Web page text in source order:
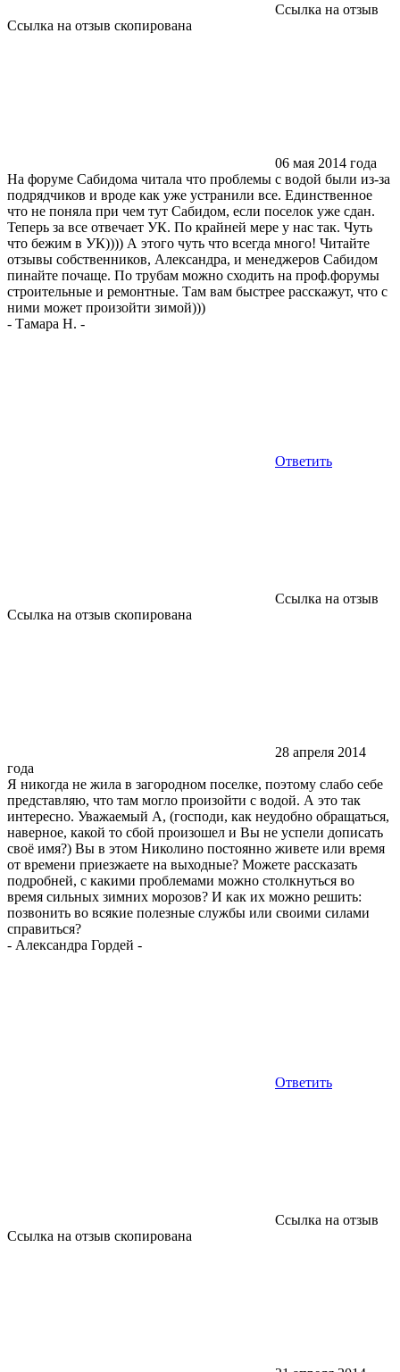
Ссылка на отзыв
Ссылка на отзыв скопирована
06 мая 2014 года
На форуме Сабидома читала что проблемы с водой были из-за
подрядчиков и вроде как уже устранили все. Единственное
что не поняла при чем тут Сабидом, если поселок уже сдан.
Теперь за все отвечает УК. По крайней мере у нас так. Чуть
что бежим в УК)))) А этого чуть что всегда много! Читайте
отзывы собственников, Александра, и менеджеров Сабидом
пинайте почаще. По трубам можно сходить на проф.форумы
строительные и ремонтные. Там вам быстрее расскажут, что с
ними может произойти зимой)))
- Тамара Н. -
Ответить
Ссылка на отзыв
Ссылка на отзыв скопирована
28 апреля 2014
года
Я никогда не жила в загородном поселке, поэтому слабо себе
представляю, что там могло произойти с водой. А это так
интересно. Уважаемый А, (господи, как неудобно обращаться,
наверное, какой то сбой произошел и Вы не успели дописать
своё имя?) Вы в этом Николино постоянно живете или время
от времени приезжаете на выходные? Можете рассказать
подробней, с какими проблемами можно столкнуться во
время сильных зимних морозов? И как их можно решить:
позвонить во всякие полезные службы или своими силами
справиться?
- Александра Гордей -
Ответить
Ссылка на отзыв
Ссылка на отзыв скопирована